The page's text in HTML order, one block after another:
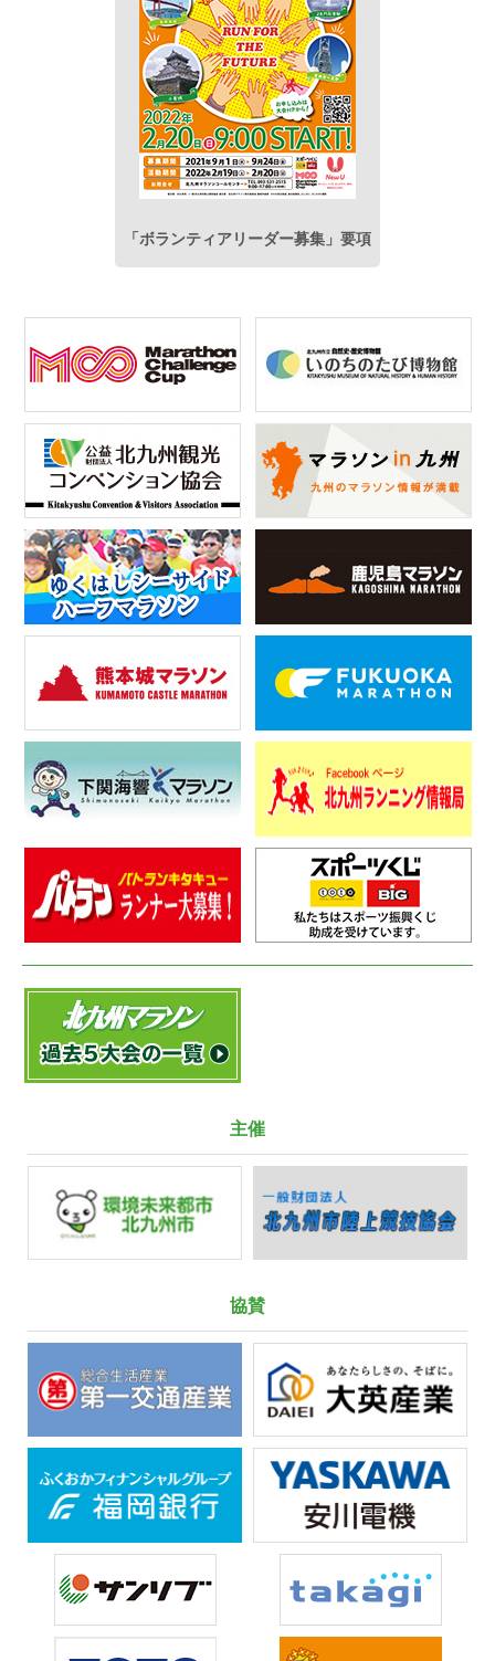
「ボランティアリーダー募集」 要項
主催
協賛